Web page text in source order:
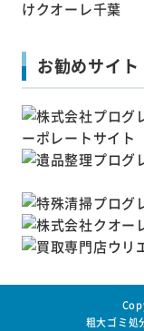
お勧めサイト
粗大ゴミ処